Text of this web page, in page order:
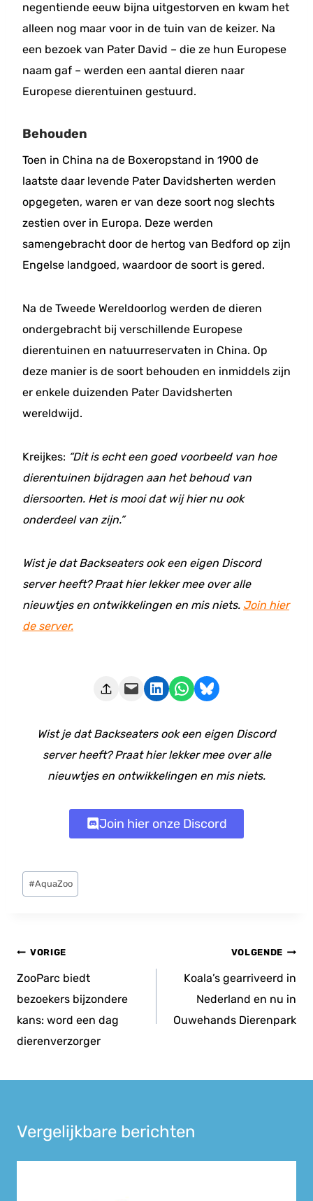
negentiende eeuw bijna uitgestorven en kwam het
alleen nog maar voor in de tuin van de keizer. Na
een bezoek van Pater David – die ze hun Europese
naam gaf – werden een aantal dieren naar
Europese dierentuinen gestuurd.
Behouden
Toen in China na de Boxeropstand in 1900 de
laatste daar levende Pater Davidsherten werden
opgegeten, waren er van deze soort nog slechts
zestien over in Europa. Deze werden
samengebracht door de hertog van Bedford op zijn
Engelse landgoed, waardoor de soort is gered.
Na de Tweede Wereldoorlog werden de dieren
ondergebracht bij verschillende Europese
dierentuinen en natuurreservaten in China. Op
deze manier is de soort behouden en inmiddels zijn
er enkele duizenden Pater Davidsherten
wereldwijd.
Kreijkes: “Dit is echt een goed voorbeeld van hoe
dierentuinen bijdragen aan het behoud van
diersoorten. Het is mooi dat wij hier nu ook
onderdeel van zijn.”
Wist je dat Backseaters ook een eigen Discord
server heeft? Praat hier lekker mee over alle
nieuwtjes en ontwikkelingen en mis niets. Join hier
de server.
Deze pagina e-mailen Delen op LinkedIn Delen via WhatsApp Share on Bluesky
Wist je dat Backseaters ook een eigen Discord
server heeft? Praat hier lekker mee over alle
nieuwtjes en ontwikkelingen en mis niets.
Join hier onze Discord
Bericht
tags:
#AquaZoo
Bericht
navigatie
VORIGE
ZooParc biedt
bezoekers bijzondere
kans: word een dag
dierenverzorger
VOLGENDE
Koala’s gearriveerd in
Nederland en nu in
Ouwehands Dierenpark
Vergelijkbare berichten